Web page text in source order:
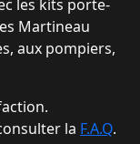
les kits porte-
Martineau
aux pompiers,
la F.A.Q.